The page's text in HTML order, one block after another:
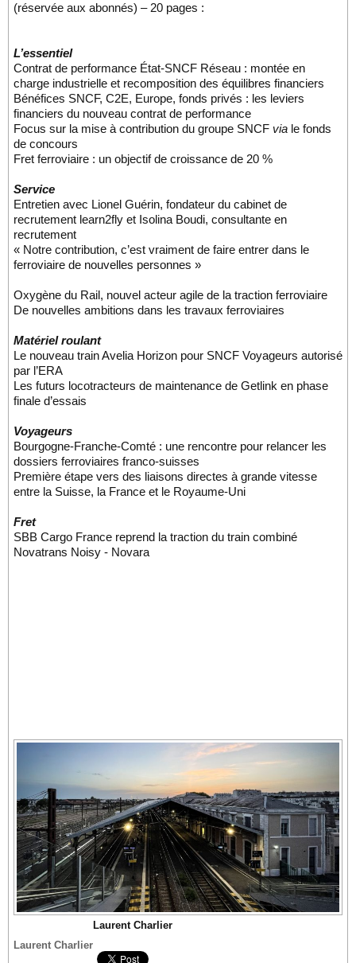
(réservée aux abonnés) – 20 pages :
L’essentiel
Contrat de performance État-SNCF Réseau : montée en
charge industrielle et recomposition des équilibres financiers
Bénéfices SNCF, C2E, Europe, fonds privés : les leviers
financiers du nouveau contrat de performance
Focus sur la mise à contribution du groupe SNCF via le fonds
de concours
Fret ferroviaire : un objectif de croissance de 20 %
Service
Entretien avec Lionel Guérin, fondateur du cabinet de
recrutement learn2fly et Isolina Boudi, consultante en
recrutement
« Notre contribution, c’est vraiment de faire entrer dans le
ferroviaire de nouvelles personnes »
Oxygène du Rail, nouvel acteur agile de la traction ferroviaire
De nouvelles ambitions dans les travaux ferroviaires
Matériel roulant
Le nouveau train Avelia Horizon pour SNCF Voyageurs autorisé
par l’ERA
Les futurs locotracteurs de maintenance de Getlink en phase
finale d’essais
Voyageurs
Bourgogne-Franche-Comté : une rencontre pour relancer les
dossiers ferroviaires franco-suisses
Première étape vers des liaisons directes à grande vitesse
entre la Suisse, la France et le Royaume-Uni
Fret
SBB Cargo France reprend la traction du train combiné
Novatrans Noisy - Novara
Laurent Charlier
Laurent Charlier